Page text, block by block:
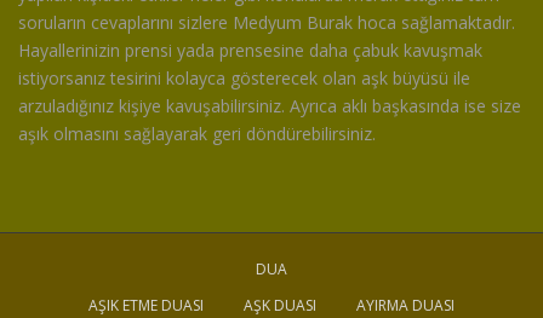
soruların cevaplarını sizlere Medyum Burak hoca sağlamaktadır.
Hayallerinizin prensi yada prensesine daha çabuk kavuşmak
istiyorsanız tesirini kolayca gösterecek olan aşk büyüsü ile
arzuladığınız kişiye kavuşabilirsiniz. Ayrıca aklı başkasında ise size
aşık olmasını sağlayarak geri döndürebilirsiniz.
DUA
AŞIK ETME DUASI
AŞK DUASI AYIRMA DUASI